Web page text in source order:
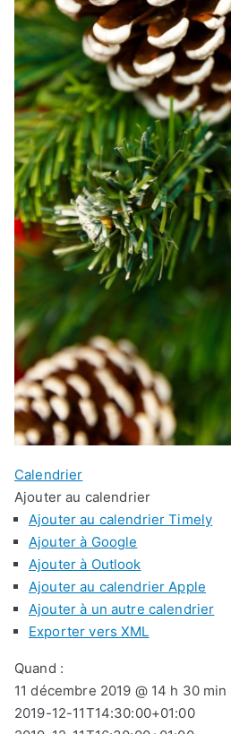
Calendrier
Ajouter au calendrier
Ajouter au calendrier Timely
Ajouter à Google
Ajouter à Outlook
Ajouter au calendrier Apple
Ajouter à un autre calendrier
Exporter vers XML
Quand :
11 décembre 2019 @ 14 h 30
2019-12-11T14:30:00+01:00